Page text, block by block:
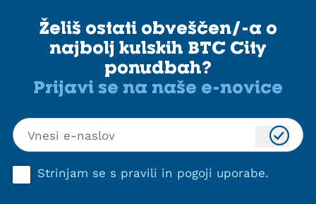
Želiš ostati obveščen/-a o
najbolj kulskih BTC City
ponudbah?
Prijavi se na naše e-novice
Strinjam se s pravili in pogoji uporabe.